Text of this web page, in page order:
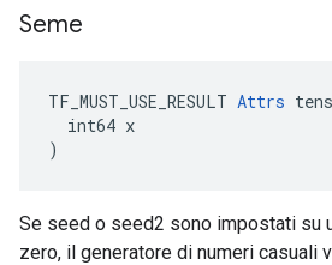
Seme
TF_MUST_USE_RESULT Attrs
  int64 x
)
Se seed o seed2 sono impostati su
zero, il generatore di numeri casuali